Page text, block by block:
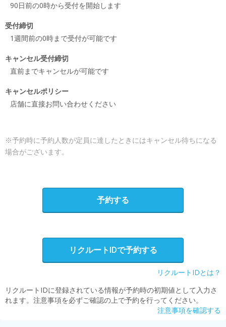
90日前の0時から受付を開始します
受付締切
1週間前の0時まで受付が可能です
キャンセル受付締切
直前までキャンセルが可能です
キャンセルポリシー
店舗に直接お問い合わせください
※予約時に予約人数が定員に達したときにはキャンセル待ちになる
場合がございます。
予約する
リクルートIDで予約する
リクルートIDとは？
リクルートIDに登録されている情報が予約時の初期値として入力さ
れます。注意事項を必ずご確認の上で予約を行ってください。
注意事項を確認する